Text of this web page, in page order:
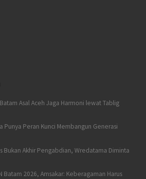
Asal Aceh Jaga Harmoni lewat Tablig
Punya Peran Kunci Membangun Generasi
Bukan Akhir Pengabdian, Wredatama Diminta
Batam 2026, Amsakar: Keberagaman Harus